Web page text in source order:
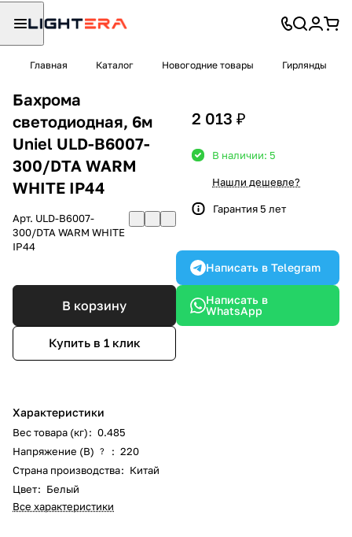
Главная Каталог Новогодние товары Гирлянды
Бахрома
светодиодная, 6м
Uniel ULD-B6007-
300/DTA WARM
WHITE IP44
Арт. ULD-B6007-
300/DTA WARM WHITE
IP44
В корзину
Купить в 1 клик
Характеристики
Вес товара (кг): 0.485
Напряжение (В)
? : 220
Страна производства: Китай
Цвет: Белый
Все характеристики
2 013 ₽
В наличии: 5
Нашли дешевле?
Гарантия 5 лет
Написать в Telegram
Написать в
WhatsApp